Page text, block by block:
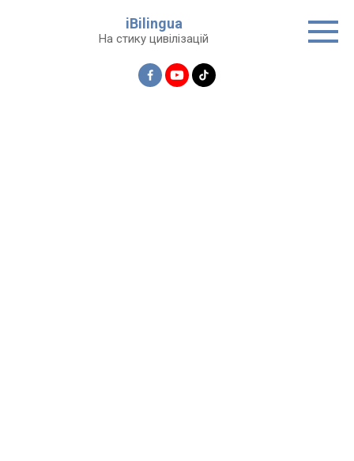
iBilingua
На стику цивілізацій